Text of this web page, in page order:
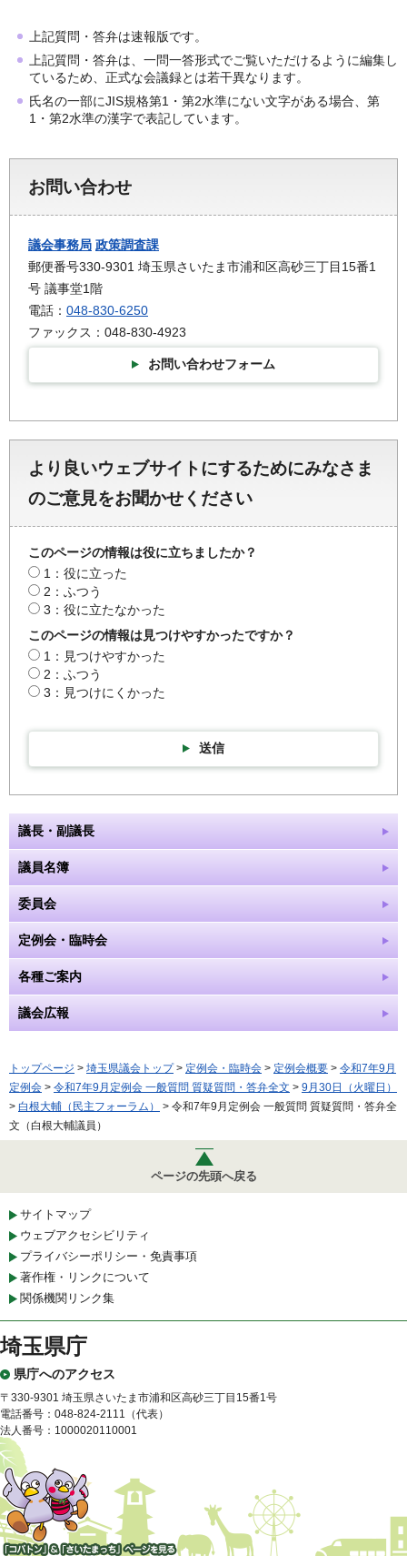
上記質問・答弁は速報版です。
上記質問・答弁は、一問一答形式でご覧いただけるように編集し
ているため、正式な会議録とは若干異なります。
氏名の一部にJIS規格第1・第2水準にない文字がある場合、第
1・第2水準の漢字で表記しています。
お問い合わせ
議会事務局 政策調査課
郵便番号330-9301 埼玉県さいたま市浦和区高砂三丁目15番1
号 議事堂1階
電話： 048-830-6250
ファックス：048-830-4923
お問い合わせフォーム
より良いウェブサイトにするためにみなさま
のご意見をお聞かせください
このページの情報は役に立ちましたか？
1：役に立った
2：ふつう
3：役に立たなかった
このページの情報は見つけやすかったですか？
1：見つけやすかった
2：ふつう
3：見つけにくかった
送信
議長・副議長
議員名簿
委員会
定例会・臨時会
各種ご案内
議会広報
トップページ > 埼玉県議会トップ> 定例会・臨時会 > 定例会概要 > 令和7年9月
定例会 > 令和7年9月定例会 一般質問 質疑質問・答弁全文 > 9月30日（火曜日）
> 白根大輔（民主フォーラム）
> 令和7年9月定例会 一般質問 質疑質問・答弁全
文（白根大輔議員）
ページの先頭へ戻る
サイトマップ
ウェブアクセシビリティ
プライバシーポリシー・免責事項
著作権・リンクについて
関係機関リンク集
埼玉県庁
県庁へのアクセス
〒330-9301 埼玉県さいたま市浦和区高砂三丁目15番1号
電話番号：048-824-2111（代表）
法人番号：1000020110001